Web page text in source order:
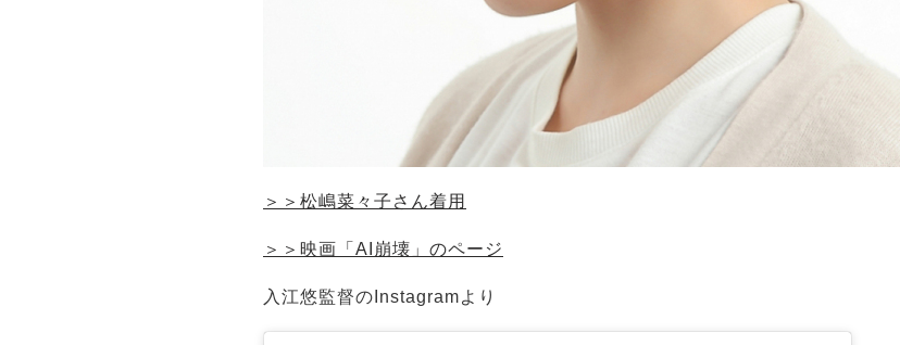
＞＞松嶋菜々子さん着用
＞＞映画「AI崩壊」のページ
入江悠監督のInstagramより